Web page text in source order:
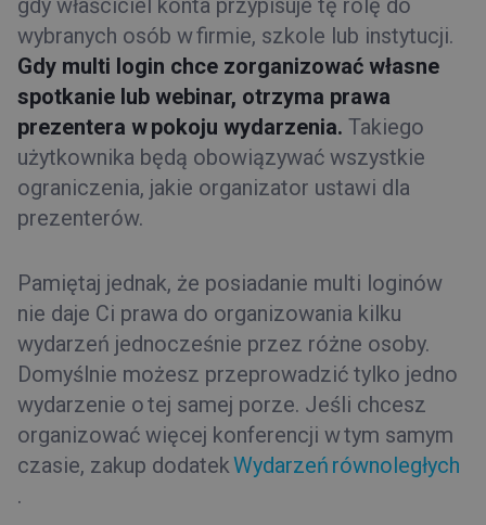
gdy właściciel konta przypisuje tę rolę do
wybranych osób w firmie, szkole lub instytucji.
Gdy multi login chce zorganizować własne
spotkanie lub webinar, otrzyma prawa
prezentera w pokoju wydarzenia. Takiego
użytkownika będą obowiązywać wszystkie
ograniczenia, jakie organizator ustawi dla
prezenterów.
Pamiętaj jednak, że posiadanie multi loginów
nie daje Ci prawa do organizowania kilku
wydarzeń jednocześnie przez różne osoby.
Domyślnie możesz przeprowadzić tylko jedno
wydarzenie o tej samej porze. Jeśli chcesz
organizować więcej konferencji w tym samym
czasie, zakup dodatekWydarzeń równoległych
.